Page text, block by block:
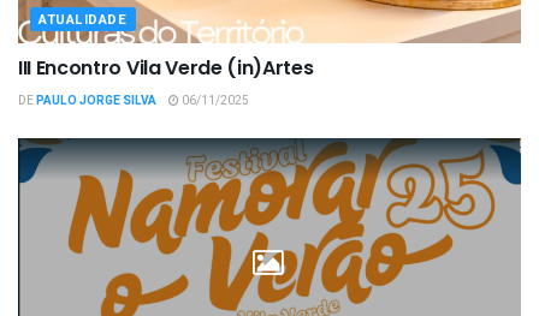
ATUALIDADE
III Encontro Vila Verde (in)Artes
DEPAULO JORGE SILVA 06/11/2025